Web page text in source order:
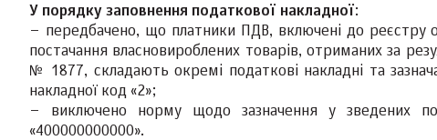
У порядку заповнення податкової накладної:
– передбачено, що платники ПДВ, включені до реєстру
постачання власновироблених товарів, отриманих за
№ 1877, складають окремі податкові накладні та
накладної код «2»;
– виключено норму щодо зазначення у зведених
«400000000000».